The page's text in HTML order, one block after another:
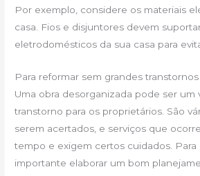
Por exemplo, considere os materiais
casa. Fios e disjuntores devem
eletrodomésticos da sua casa para
Para reformar sem grandes transtornos
Uma obra desorganizada pode ser um
transtorno para os proprietários. São
serem acertados, e serviços que
tempo e exigem certos cuidados.
importante elaborar um bom